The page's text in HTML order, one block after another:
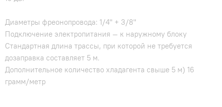
Диаметры фреонопровода: 1/4" + 3/8"
Подключение электропитания — к наружному блоку
Стандартная длина трассы, при которой не требуется
дозаправка составляет 5 м.
Дополнительное количество хладагента свыше 5 м) 16
грамм/метр